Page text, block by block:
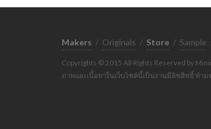
Makers / Originals / Store / Sample
Copyrights © 2015 All Rights Reserved by
ภาพและเนื้อหาในเว็บไซต์นี้เป็นงานมีลิขสิทธิ์ ห้า